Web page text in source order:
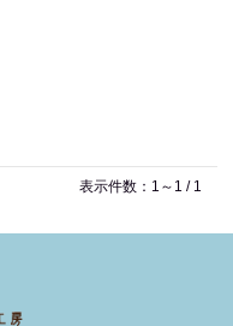
表示件数：1～1 / 1